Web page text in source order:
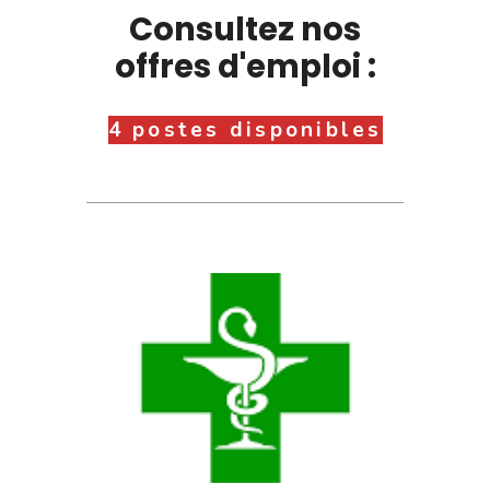
Consultez nos
offres d'emploi :
4 postes disponibles